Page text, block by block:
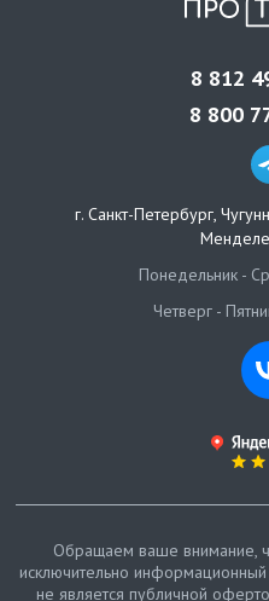
8 812
8 800
г. Санкт-Петербург,
Понедельник -
Четверг -
Обращаем ваше внимание,
исключительно
не является публичной